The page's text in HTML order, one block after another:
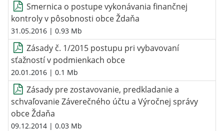
Smernica o postupe vykonávania finančnej
kontroly v pôsobnosti obce Ždaňa
31.05.2016 | 0.93 Mb
Zásady č. 1/2015 postupu pri vybavovaní
sťažností v podmienkach obce
20.01.2016 | 0.1 Mb
Zásady pre zostavovanie, predkladanie a
schvaľovanie Záverečného účtu a Výročnej správy
obce Ždaňa
09.12.2014 | 0.03 Mb